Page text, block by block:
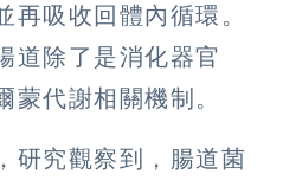
再吸收回體內循環。
道除了是消化器官
蒙代謝相關機制。
研究觀察到，腸道菌